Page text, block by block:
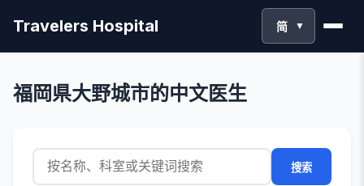
Travelers Hospital 简 ▼
福岡県大野城市的中文医生
搜索